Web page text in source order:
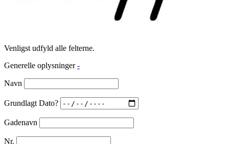
Venligst udfyld alle felterne.
Generelle oplysninger -
Navn
Grundlagt Dato?
Gadenavn
Nr.